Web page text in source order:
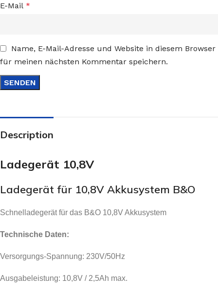
E-Mail *
Name, E-Mail-Adresse und Website in diesem Browser
für meinen nächsten Kommentar speichern.
Description
Ladegerät 10,8V
Ladegerät für 10,8V Akkusystem B&O
Schnelladegerät für das B&O 10,8V Akkusystem
Technische Daten:
Versorgungs-Spannung: 230V/50Hz
Ausgabeleistung: 10,8V / 2,5Ah max.